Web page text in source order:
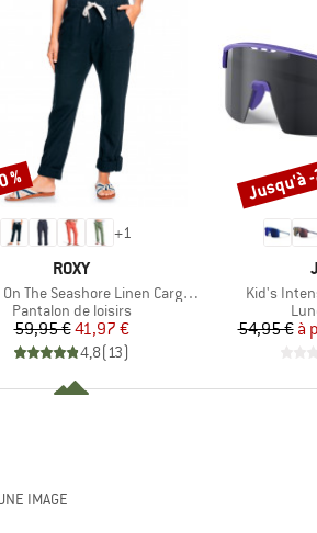
+1
MARQUE
ROXY
The Seashore Linen Cargo Trousers
Product group
Pantalon de loisirs
Prix
59,95 €Prix réduit
41,97 €
4,8(13)
%
Article
Kid's
54,95 € à
Remise
Jusqu'à
IMAGE